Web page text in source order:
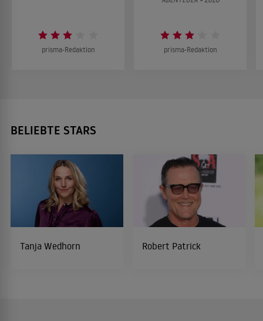
prisma-Redaktion prisma-Redaktion
BELIEBTE STARS
Tanja Wedhorn Robert Patrick